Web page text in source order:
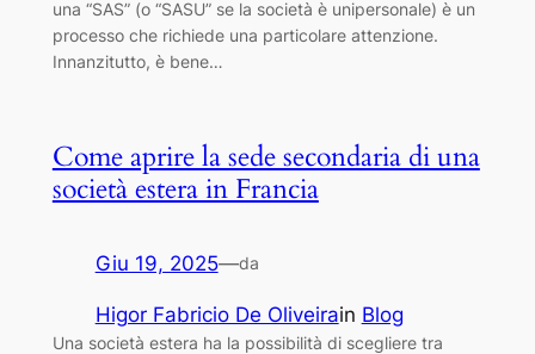
una “SAS” (o “SASU” se la società è unipersonale) è un
processo che richiede una particolare attenzione.
Innanzitutto, è bene…
Come aprire la sede secondaria di una
società estera in Francia
Giu 19, 2025—da
Higor Fabricio De Oliveirain Blog
Una società estera ha la possibilità di scegliere tra